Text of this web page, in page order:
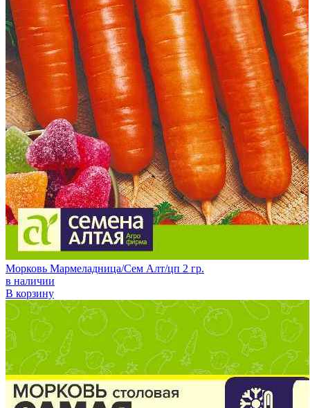
Морковь Мармеладница/Сем Алт/цп 2 гр.
в наличии
В корзину